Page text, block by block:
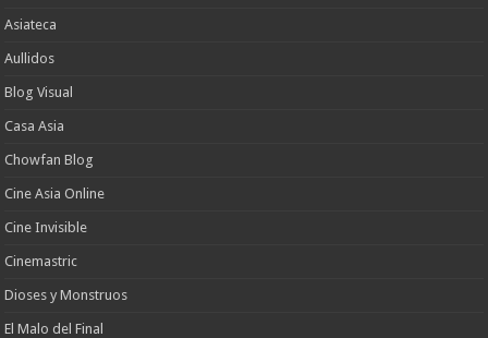
Asiateca
Aullidos
Blog Visual
Casa Asia
Chowfan Blog
Cine Asia Online
Cine Invisible
Cinemastric
Dioses y Monstruos
El Malo del Final